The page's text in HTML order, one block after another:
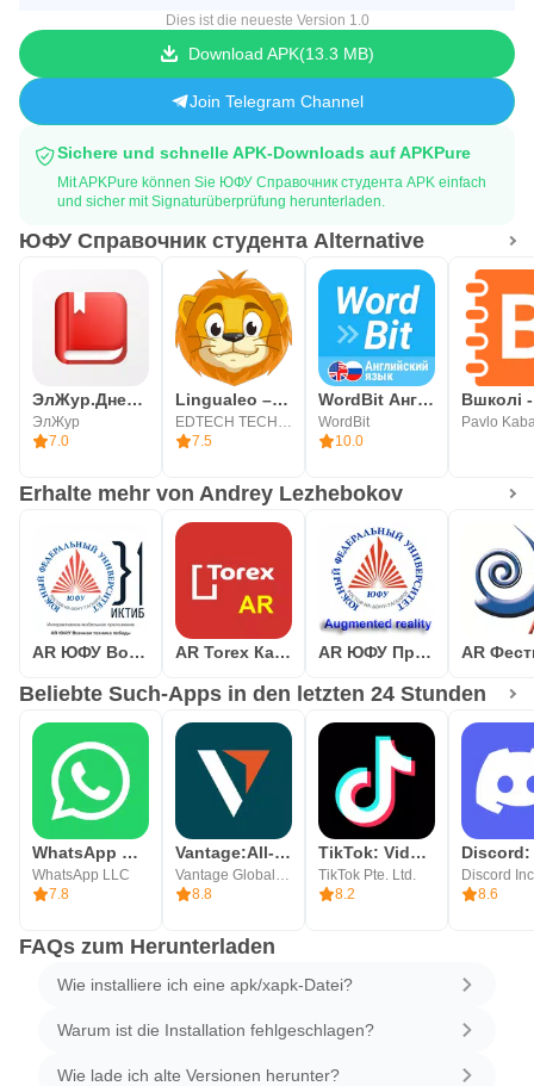
Dies ist die neueste Version 1.0
Download APK 13.3 MB
Join Telegram Channel
Sichere und schnelle APK-Downloads auf APKPure
Mit APKPure können Sie ЮФУ Справочник студента APK einfach
und sicher mit Signaturüberprüfung herunterladen.
ЮФУ Справочник студента Alternative
ЭлЖур.Дневник
ЭлЖур
7.0
Lingualeo – Sprachen lernen
EDTECH TECHNOLOGY
7.5
WordBit Английский язык
WordBit
10.0
Вшколі
Pavlo
Erhalte mehr von Andrey Lezhebokov
AR ЮФУ Военная техника победы AR Torex Каталог Дверей AR ЮФУ Примеры разработок
Beliebte Such-Apps in den letzten 24 Stunden
WhatsApp Messenger
WhatsApp LLC
7.8
Vantage:All-In-One Trading App
Vantage Global Prime PTY LTD
8.8
TikTok: Videos, Lives & Musik
TikTok Pte. Ltd.
8.2
Discord
8.6
FAQs zum Herunterladen
Wie installiere ich eine apk/xapk-Datei?
Warum ist die Installation fehlgeschlagen?
Wie lade ich alte Versionen herunter?